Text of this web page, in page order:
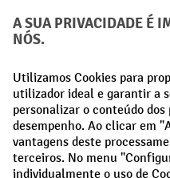
Métodos de
Creditcard (Master)
Creditcard
Redes sociais
Facebook
LinkedIn
Instagram